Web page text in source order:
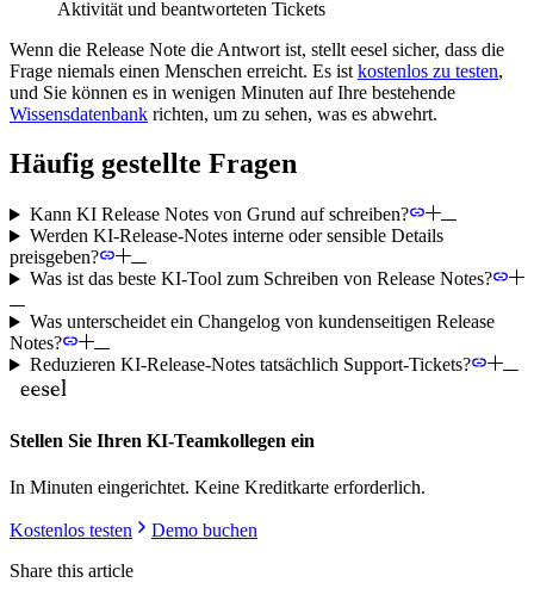
Aktivität und beantworteten Tickets
Wenn die Release Note die Antwort ist, stellt eesel sicher, dass die
Frage niemals einen Menschen erreicht. Es ist kostenlos zu testen,
und Sie können es in wenigen Minuten auf Ihre bestehende
Wissensdatenbank richten, um zu sehen, was es abwehrt.
Häufig gestellte Fragen
Kann KI Release Notes von Grund auf schreiben?
Werden KI-Release-Notes interne oder sensible Details
preisgeben?
Was ist das beste KI-Tool zum Schreiben von Release Notes?
Was unterscheidet ein Changelog von kundenseitigen Release
Notes?
Reduzieren KI-Release-Notes tatsächlich Support-Tickets?
Stellen Sie Ihren KI-Teamkollegen ein
In Minuten eingerichtet. Keine Kreditkarte erforderlich.
Kostenlos testen
Demo buchen
Share this article